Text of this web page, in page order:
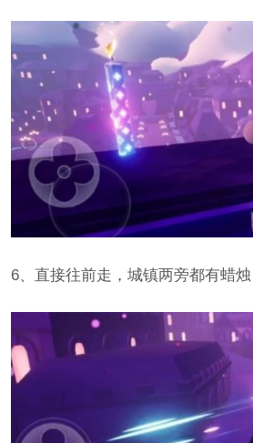
6、直接往前走，城镇两旁都有蜡烛